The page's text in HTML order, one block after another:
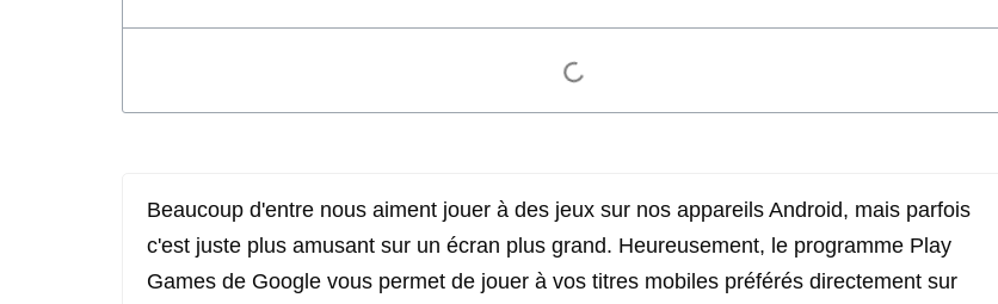
Beaucoup d'entre nous aiment jouer à des jeux sur nos appareils Android, mais parfois
c'est juste plus amusant sur un écran plus grand. Heureusement, le programme Play
Games de Google vous permet de jouer à vos titres mobiles préférés directement sur